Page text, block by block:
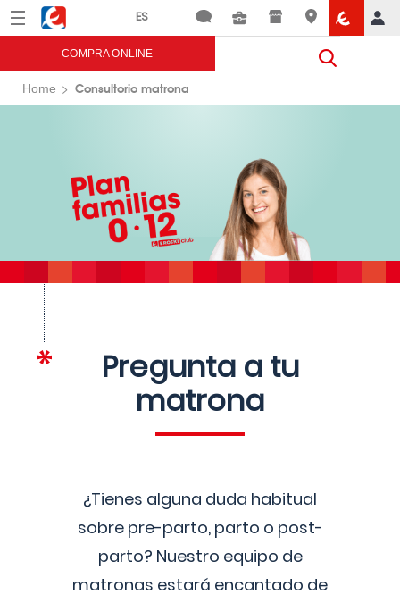
Menú Eroski
COMPRA ONLINE
Home Consultorio matrona
Pregunta a tu
matrona
¿Tienes alguna duda habitual
sobre pre-parto, parto o post-
parto? Nuestro equipo de
matronas estará encantado de